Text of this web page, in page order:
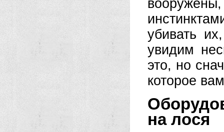
убивать
увидим
это, но
которое
на лося